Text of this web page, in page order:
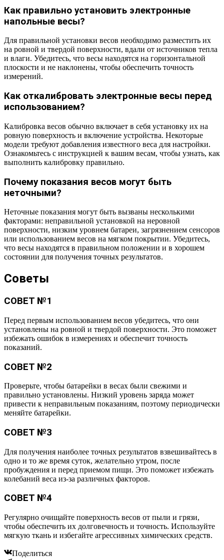
Как правильно установить электронные
напольные весы?
Для правильной установки весов необходимо разместить их
на ровной и твердой поверхности, вдали от источников тепла
и влаги. Убедитесь, что весы находятся на горизонтальной
плоскости и не наклонены, чтобы обеспечить точность
измерений.
Как откалибровать электронные весы перед
использованием?
Калибровка весов обычно включает в себя установку их на
ровную поверхность и включение устройства. Некоторые
модели требуют добавления известного веса для настройки.
Ознакомьтесь с инструкцией к вашим весам, чтобы узнать, как
выполнить калибровку правильно.
Почему показания весов могут быть
неточными?
Неточные показания могут быть вызваны несколькими
факторами: неправильной установкой на неровной
поверхности, низким уровнем батареи, загрязнением сенсоров
или использованием весов на мягком покрытии. Убедитесь,
что весы находятся в правильном положении и в хорошем
состоянии для получения точных результатов.
Советы
СОВЕТ №1
Перед первым использованием весов убедитесь, что они
установлены на ровной и твердой поверхности. Это поможет
избежать ошибок в измерениях и обеспечит точность
показаний.
СОВЕТ №2
Проверьте, чтобы батарейки в весах были свежими и
правильно установлены. Низкий уровень заряда может
привести к неправильным показаниям, поэтому периодически
меняйте батарейки.
СОВЕТ №3
Для получения наиболее точных результатов взвешивайтесь в
одно и то же время суток, желательно утром, после
пробуждения и перед приемом пищи. Это поможет избежать
колебаний веса из-за различных факторов.
СОВЕТ №4
Регулярно очищайте поверхность весов от пыли и грязи,
чтобы обеспечить их долговечность и точность. Используйте
мягкую ткань и избегайте агрессивных химических средств.
Поделиться